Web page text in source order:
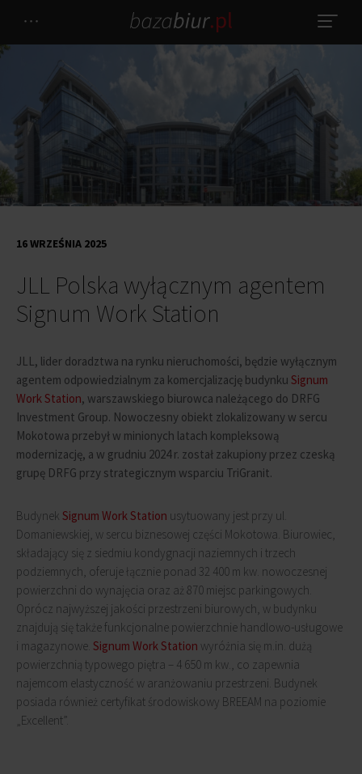
JLL Polska wyłącznym agentem
Signum Work Station
16 WRZEŚNIA 2025
JLL, lider doradztwa na rynku nieruchomości, będzie wyłącznym
agentem odpowiedzialnym za komercjalizację budynku Signum
Work Station, warszawskiego biurowca należącego do DRFG
Investment Group. Nowoczesny obiekt zlokalizowany w sercu
Mokotowa przebył w minionych latach kompleksową
modernizację, a w grudniu 2024 r. został zakupiony przez czeską
grupę DRFG przy strategicznym wsparciu TriGranit.
Budynek Signum Work Station usytuowany jest przy ul.
Domaniewskiej, w sercu biznesowej części Mokotowa. Biurowiec,
składający się z siedmiu kondygnacji naziemnych i trzech
podziemnych, oferuje łącznie ponad 32 400 m kw. nowoczesnej
powierzchni do wynajęcia oraz aż 870 miejsc parkingowych.
Oprócz najwyższej jakości przestrzeni biurowych, w budynku
znajdują się także funkcjonalne powierzchnie handlowo-usługowe
i magazynowe. Signum Work Station wyróżnia się m.in. dużą
powierzchnią typowego piętra – 4 650 m kw., co zapewnia
najemcom elastyczność w aranżowaniu przestrzeni. Budynek
posiada również certyfikat środowiskowy BREEAM na poziomie
„Excellent”.